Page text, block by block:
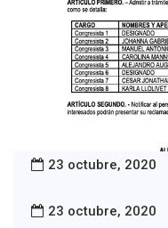
23 octubre, 2020
23 octubre, 2020